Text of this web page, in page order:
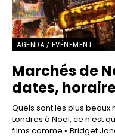
AGENDA / EVÉNEMENT
Marchés de
dates,
Quels sont les plus beaux
Londres à Noël, ce n’est
films comme « Bridget